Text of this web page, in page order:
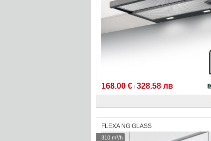
168.00 € / 328.58 лв
FLEXA NG GLASS
310 m³/h